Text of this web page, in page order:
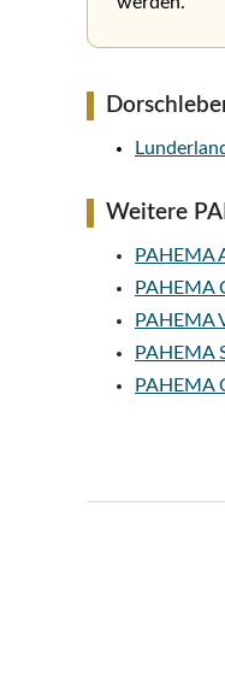
Weitere
PAHEMA
PAHEMA
PAHEMA
PAHEMA
PAHEMA